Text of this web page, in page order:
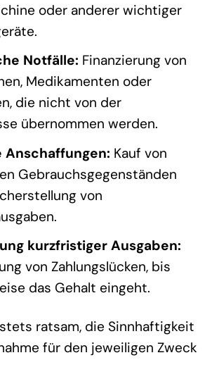
oder anderer wichtiger
Notfälle: Finanzierung von
Medikamenten oder
die nicht von der
übernommen werden.
Anschaffungen: Kauf von
Gebrauchsgegenständen
von
kurzfristiger Ausgaben:
von Zahlungslücken, bis
das Gehalt eingeht.
ratsam, die Sinnhaftigkeit
für den jeweiligen Zweck